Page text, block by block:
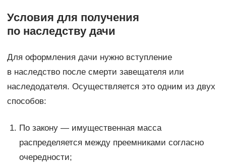
Условия для получения
по наследству дачи
Для оформления дачи нужно вступление
в наследство после смерти завещателя или
наследодателя. Осуществляется это одним из двух
способов:
По закону — имущественная масса
распределяется между преемниками согласно
очередности;